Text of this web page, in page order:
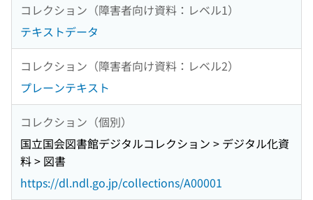
コレクション（障害者向け資料：レベル1）
テキストデータ
コレクション（障害者向け資料：レベル2）
プレーンテキスト
コレクション（個別）
国立国会図書館デジタルコレクション > デジタル化資
料 > 図書
https://dl.ndl.go.jp/collections/A00001